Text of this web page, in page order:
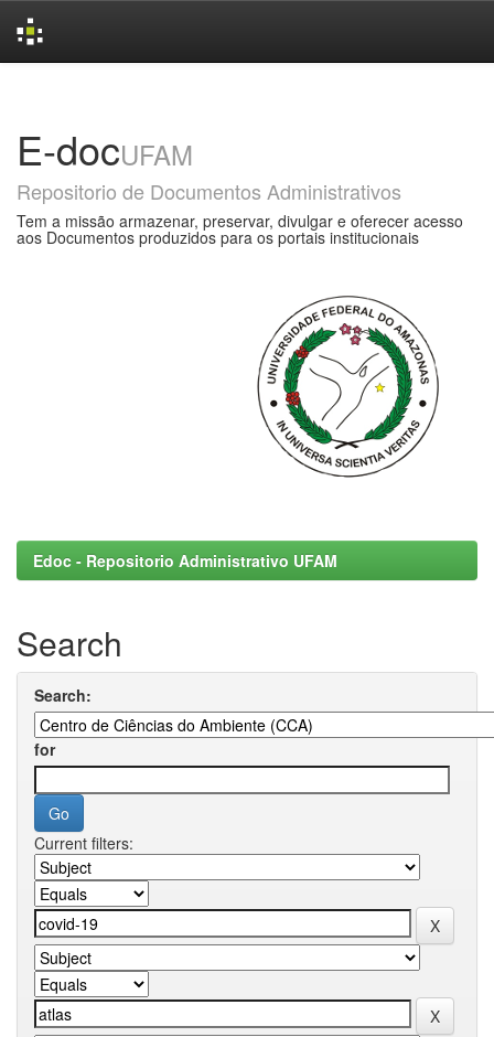
E-docUFAM
Repositorio de Documentos Administrativos
Tem a missão armazenar, preservar, divulgar e oferecer acesso
aos Documentos produzidos para os portais institucionais
Edoc - Repositorio Administrativo UFAM
Search
Search:
for
Current filters: